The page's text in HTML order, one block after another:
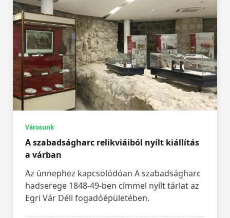
Városunk
A szabadságharc relikviáiból nyílt kiállítás
a várban
Az ünnephez kapcsolódóan A szabadságharc
hadserege 1848-49-ben címmel nyílt tárlat az
Egri Vár Déli fogadóépületében.